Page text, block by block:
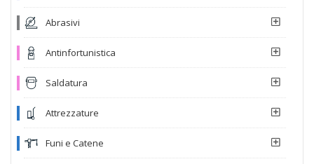
Abrasivi
Antinfortunistica
Saldatura
Attrezzature
Funi e Catene